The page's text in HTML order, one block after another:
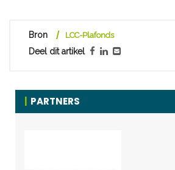
Bron LCC-Plafonds
Deel dit artikel
PARTNERS